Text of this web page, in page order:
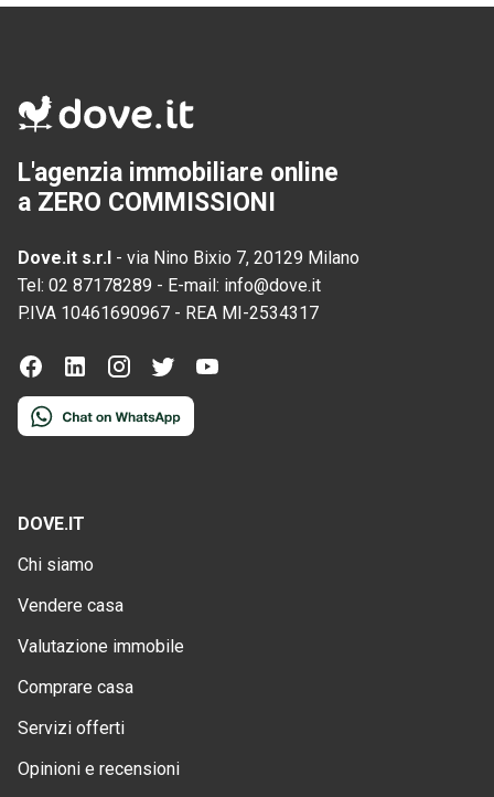
L'agenzia immobiliare online
a ZERO COMMISSIONI
Dove.it s.r.l - via Nino Bixio 7, 20129 Milano
Tel: 02 87178289 - E-mail: info@dove.it
P.IVA 10461690967 - REA MI-2534317
DOVE.IT
Chi siamo
Vendere casa
Valutazione immobile
Comprare casa
Servizi offerti
Opinioni e recensioni